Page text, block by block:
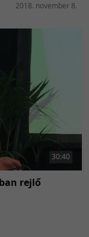
2018. november 8.
30:40
rejlő